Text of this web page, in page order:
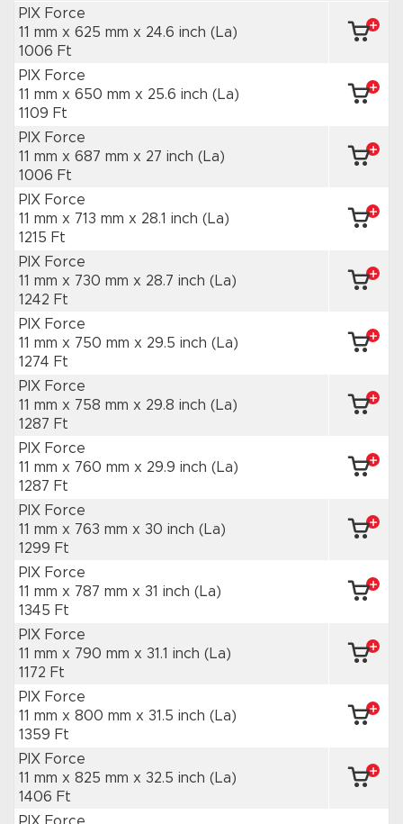
PIX Force
11 mm x 625 mm x 24.6 inch (La)
1006 Ft
PIX Force
11 mm x 650 mm x 25.6 inch (La)
1109 Ft
PIX Force
11 mm x 687 mm x 27 inch (La)
1006 Ft
PIX Force
11 mm x 713 mm x 28.1 inch (La)
1215 Ft
PIX Force
11 mm x 730 mm x 28.7 inch (La)
1242 Ft
PIX Force
11 mm x 750 mm x 29.5 inch (La)
1274 Ft
PIX Force
11 mm x 758 mm x 29.8 inch (La)
1287 Ft
PIX Force
11 mm x 760 mm x 29.9 inch (La)
1287 Ft
PIX Force
11 mm x 763 mm x 30 inch (La)
1299 Ft
PIX Force
11 mm x 787 mm x 31 inch (La)
1345 Ft
PIX Force
11 mm x 790 mm x 31.1 inch (La)
1172 Ft
PIX Force
11 mm x 800 mm x 31.5 inch (La)
1359 Ft
PIX Force
11 mm x 825 mm x 32.5 inch (La)
1406 Ft